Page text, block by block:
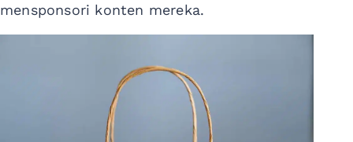
mensponsori konten mereka.